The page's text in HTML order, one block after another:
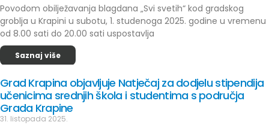
Povodom obilježavanja blagdana „Svi svetih“ kod gradskog
groblja u Krapini u subotu, 1. studenoga 2025. godine u vremenu
od 8.00 sati do 20.00 sati uspostavlja
Saznaj više
Grad Krapina objavljuje Natječaj za dodjelu stipendija
učenicima srednjih škola i studentima s područja
Grada Krapine
31. listopada 2025.